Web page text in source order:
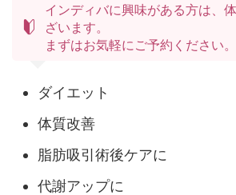
インディバに興味がある方は、
ざいます。
まずはお気軽にご予約ください。
ダイエット
体質改善
脂肪吸引術後ケアに
代謝アップに